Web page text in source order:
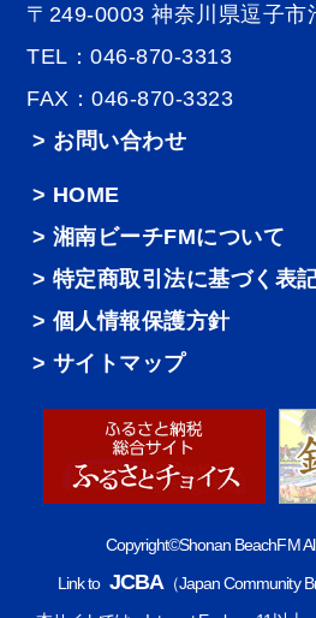
〒249-0003 神奈川県逗子市
TEL：046-870-3313
FAX：046-870-3323
> お問い合わせ
HOME
湘南ビーチFMについて
特定商取引法に基づく表
個人情報保護方針
サイトマップ
Copyright©Shonan BeachFM
Link to JCBA （Japan Community